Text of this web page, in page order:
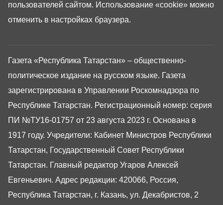
Газета «Республика Татарстан» – общественно-
политическое издание на русском языке. Газета
зарегистрирована в Управлении Роскомнадзора по
Республике Татарстан. Регистрационный номер: серия
ПИ №ТУ16-01757 от 23 августа 2023 г. Основана в
1917 году. Учредители: Кабинет Министров Республики
Татарстан, Государственный Совет Республики
Татарстан. Главный редактор Угаров Алексей
Евгеньевич. Адрес редакции: 420066, Россия,
Республика Татарстан, г. Казань, ул. Декабристов, 2
пользователей сайтом. Использование «cookie» можно
отменить в настройках браузера.